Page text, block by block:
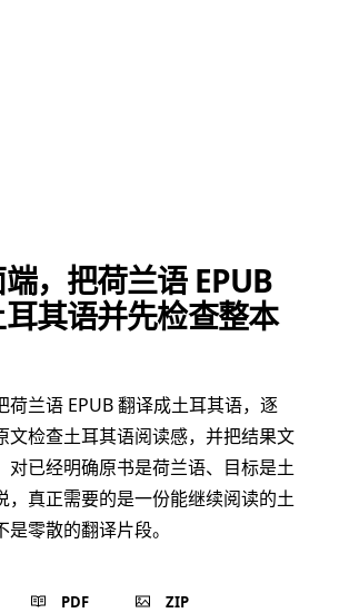
，把荷兰语 EPUB
其语并先检查整本
荷兰语 EPUB 翻译成土耳其语，逐
文检查土耳其语阅读感，并把结果文
对已经明确原书是荷兰语、目标是土
，真正需要的是一份能继续阅读的土
零散的翻译片段。
PDF ZIP